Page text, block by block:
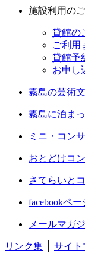
施設利用の
貸館の
ご利用
貸館予
お申し
霧島の芸術
霧島に泊ま
ミニ・コン
おとどけコ
さてらいと
facebookペー
メールマガ
リンク集 サイト